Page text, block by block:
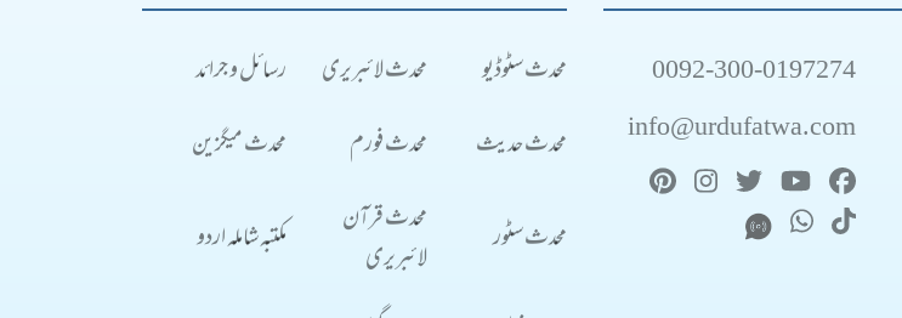
0092-300-0197274
info@urdufatwa.com
محدث سٹوڈیو محدث لائبریری
رسائل و جرائد
محدث حدیث
محدث فورم محدث میگزین
محدث سٹور
محدث قرآن
لائبریری
مکتبہ شاملہ اردو